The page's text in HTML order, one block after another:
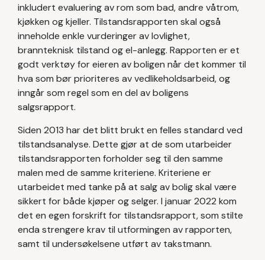
inkludert evaluering av rom som bad, andre våtrom,
kjøkken og kjeller. Tilstandsrapporten skal også
inneholde enkle vurderinger av lovlighet,
brannteknisk tilstand og el-anlegg. Rapporten er et
godt verktøy for eieren av boligen når det kommer til
hva som bør prioriteres av vedlikeholdsarbeid, og
inngår som regel som en del av boligens
salgsrapport.
Siden 2013 har det blitt brukt en felles standard ved
tilstandsanalyse. Dette gjør at de som utarbeider
tilstandsrapporten forholder seg til den samme
malen med de samme kriteriene. Kriteriene er
utarbeidet med tanke på at salg av bolig skal være
sikkert for både kjøper og selger. I januar 2022 kom
det en egen forskrift for tilstandsrapport, som stilte
enda strengere krav til utformingen av rapporten,
samt til undersøkelsene utført av takstmann.